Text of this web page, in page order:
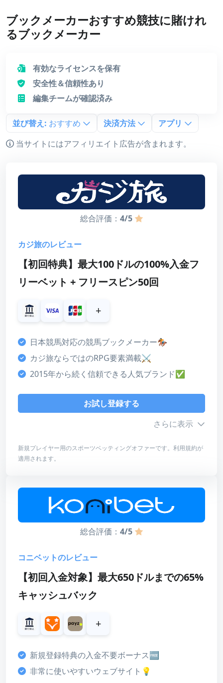
ブックメーカーおすすめ競技に賭けれ
るブックメーカー
有効なライセンスを保有
安全性＆信頼性あり
編集チームが確認済み
並び替え: おすすめ 決済方法
アプリ
当サイトにはアフィリエイト広告が含まれます。
総合評価： 4/5
カジ旅のレビュー
【初回特典】最大100ドルの100%入金フ
リーベット + フリースピン50回
+
日本競馬対応の競馬ブックメーカー🏇
カジ旅ならではのRPG要素満載⚔
2015年から続く信頼できる人気ブランド✅
お試し登録する
さらに表示
ボーナス詳細
100ドル
20倍（フリースピンのみ）
有効期限
スコア
ボーナス
新規プレイヤー用のスポーツベッティングオファーです。利用規約が
適用されます。
総合評価： 4/5
コニベットのレビュー
【初回入金対象】最大650ドルまでの65%
キャッシュバック
+
新規登録特典の入金不要ボーナス🆓
非常に使いやすいウェブサイト💡